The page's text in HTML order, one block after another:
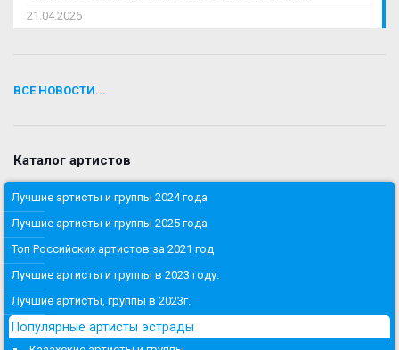
21.04.2026
ВСЕ НОВОСТИ...
Каталог артистов
Лучшие артисты и группы 2024 года
Лучшие артисты и группы 2025 года
Топ Российских артистов за 2021 год
Лучшие артисты и группы в 2023 году.
Лучшие артисты, группы в 2023г.
Популярные артисты эстрады